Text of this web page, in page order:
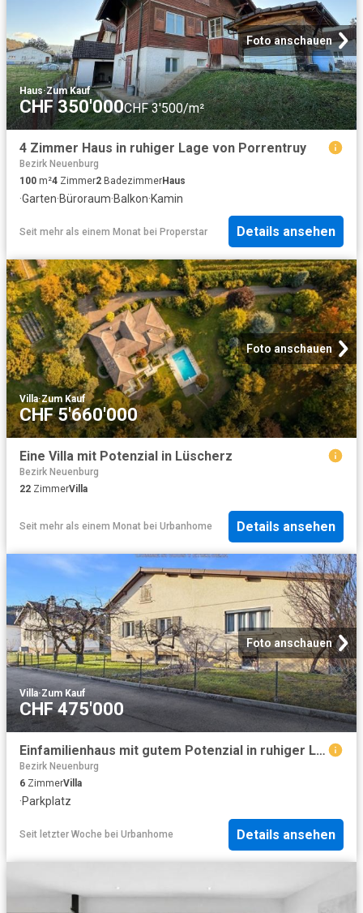
Foto anschauen
Haus·Zum Kauf
CHF 350'000CHF 3'500/m²
4 Zimmer Haus in ruhiger Lage von Porrentruy
Bezirk Neuenburg
100 m²4 Zimmer2 BadezimmerHaus
·Garten·Büroraum·Balkon·Kamin
Seit mehr als einem Monat bei Properstar Details ansehen
Foto anschauen
Villa·Zum Kauf
CHF 5'660'000
Eine Villa mit Potenzial in Lüscherz
Bezirk Neuenburg
22 ZimmerVilla
Seit mehr als einem Monat bei Urbanhome Details ansehen
Foto anschauen
Villa·Zum Kauf
CHF 475'000
Einfamilienhaus mit gutem Potenzial in ruhiger Lage in Courrendlin
Bezirk Neuenburg
6 ZimmerVilla
·Parkplatz
Seit letzter Woche bei Urbanhome Details ansehen